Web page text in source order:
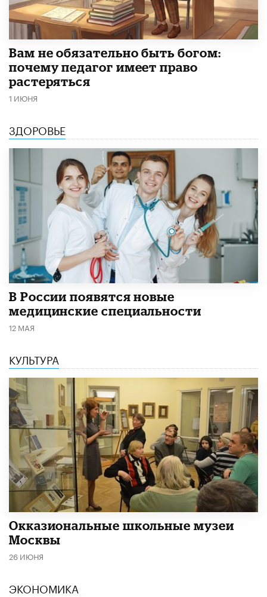
​Вам не обязательно быть богом:
почему педагог имеет право
растеряться
1 ИЮНЯ
ЗДОРОВЬЕ
В России появятся новые
медицинские специальности
12 МАЯ
КУЛЬТУРА
​Окказиональные школьные музеи
Москвы
26 ИЮНЯ
ЭКОНОМИКА